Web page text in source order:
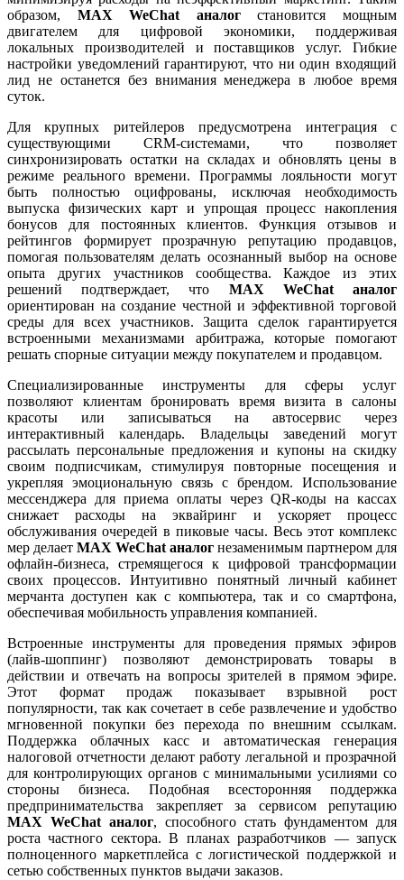
образом, MAX WeChat аналогстановится мощным
двигателем для цифровой экономики, поддерживая
локальных производителей и поставщиков услуг. Гибкие
настройки уведомлений гарантируют, что ни один входящий
лид не останется без внимания менеджера в любое время
суток.
Для крупных ритейлеров предусмотрена интеграция с
существующими CRM-системами, что позволяет
синхронизировать остатки на складах и обновлять цены в
режиме реального времени. Программы лояльности могут
быть полностью оцифрованы, исключая необходимость
выпуска физических карт и упрощая процесс накопления
бонусов для постоянных клиентов. Функция отзывов и
рейтингов формирует прозрачную репутацию продавцов,
помогая пользователям делать осознанный выбор на основе
опыта других участников сообщества. Каждое из этих
решений подтверждает, что MAX WeChat аналог
ориентирован на создание честной и эффективной торговой
среды для всех участников. Защита сделок гарантируется
встроенными механизмами арбитража, которые помогают
решать спорные ситуации между покупателем и продавцом.
Специализированные инструменты для сферы услуг
позволяют клиентам бронировать время визита в салоны
красоты или записываться на автосервис через
интерактивный календарь. Владельцы заведений могут
рассылать персональные предложения и купоны на скидку
своим подписчикам, стимулируя повторные посещения и
укрепляя эмоциональную связь с брендом. Использование
мессенджера для приема оплаты через QR-коды на кассах
снижает расходы на эквайринг и ускоряет процесс
обслуживания очередей в пиковые часы. Весь этот комплекс
мер делает MAX WeChat аналог незаменимым партнером для
офлайн-бизнеса, стремящегося к цифровой трансформации
своих процессов. Интуитивно понятный личный кабинет
мерчанта доступен как с компьютера, так и со смартфона,
обеспечивая мобильность управления компанией.
Встроенные инструменты для проведения прямых эфиров
(лайв-шоппинг) позволяют демонстрировать товары в
действии и отвечать на вопросы зрителей в прямом эфире.
Этот формат продаж показывает взрывной рост
популярности, так как сочетает в себе развлечение и удобство
мгновенной покупки без перехода по внешним ссылкам.
Поддержка облачных касс и автоматическая генерация
налоговой отчетности делают работу легальной и прозрачной
для контролирующих органов с минимальными усилиями со
стороны бизнеса. Подобная всесторонняя поддержка
предпринимательства закрепляет за сервисом репутацию
MAX WeChat аналог, способного стать фундаментом для
роста частного сектора. В планах разработчиков — запуск
полноценного маркетплейса с логистической поддержкой и
сетью собственных пунктов выдачи заказов.